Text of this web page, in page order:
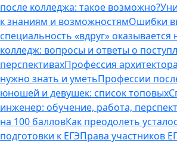
после колледжа: такое возможно?
к знаниям и возможностямОшибки
специальность «вдруг» оказывается
колледж: вопросы и ответы о
перспективахПрофессия
нужно знать и уметьПрофессии
юношей и девушек: список топовых
инженер: обучение, работа,
на 100 балловКак преодолеть
подготовки к ЕГЭПрава участников